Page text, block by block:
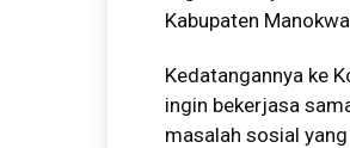
Kabupaten
Kedatangannya ke
ingin bekerjasa
masalah sosial